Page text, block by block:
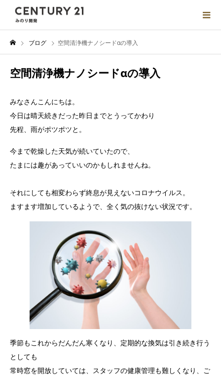
ブログ 空間清浄機ナノシードαの導入
空間清浄機ナノシードαの導入
みなさんこんにちは。
今日は晴天続きだった昨日までとうってかわり
先程、雨がポツポツと。
今まで乾燥した天気が続いていたので、
たまには趣があっていいのかもしれませんね。
それにしても相変わらず終息が見えないコロナウイルス。
ますます増加しているようで、全く気の抜けない状況です。
季節もこれからだんだん寒くなり、定期的な換気は引き続き行う
としても
常時窓を開放していては、スタッフの健康管理も難しくなり、ご